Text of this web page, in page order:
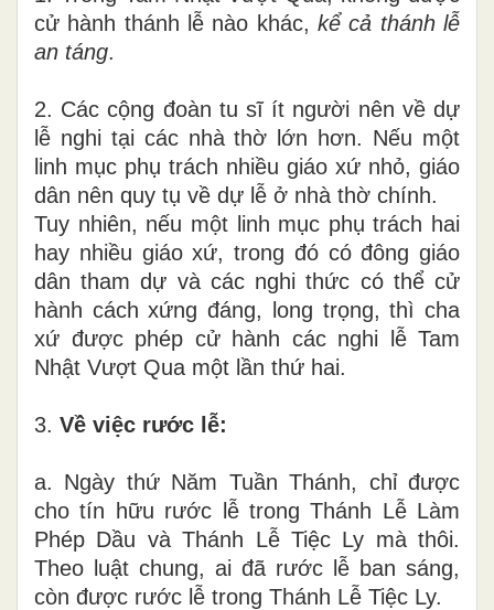
cử hành thánh lễ nào khác, kể cả thánh lễ
an táng.
2. Các cộng đoàn tu sĩ ít người nên về dự
lễ nghi tại các nhà thờ lớn hơn. Nếu một
linh mục phụ trách nhiều giáo xứ nhỏ, giáo
dân nên quy tụ về dự lễ ở nhà thờ chính.
Tuy nhiên, nếu một linh mục phụ trách hai
hay nhiều giáo xứ, trong đó có đông giáo
dân tham dự và các nghi thức có thể cử
hành cách xứng đáng, long trọng, thì cha
xứ được phép cử hành các nghi lễ Tam
Nhật Vượt Qua một lần thứ hai.
3. Về việc rước lễ:
a. Ngày thứ Năm Tuần Thánh, chỉ được
cho tín hữu rước lễ trong Thánh Lễ Làm
Phép Dầu và Thánh Lễ Tiệc Ly mà thôi.
Theo luật chung, ai đã rước lễ ban sáng,
còn được rước lễ trong Thánh Lễ Tiệc Ly.